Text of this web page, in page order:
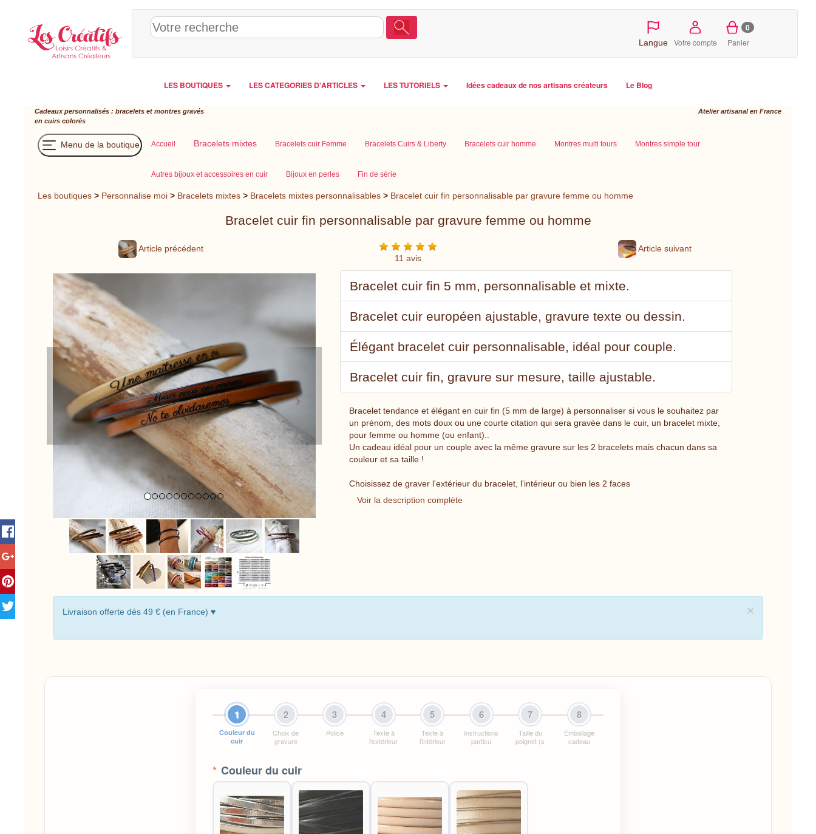
Langue Votre compte
0
Panier
LES BOUTIQUES LES CATEGORIES D'ARTICLES LES TUTORIELS Idées cadeaux de nos artisans créateurs Le Blog
Cadeaux personnalisés : bracelets et montres gravés
en cuirs colorés
Atelier artisanal en France
Menu de la boutique Accueil Bracelets mixtes Bracelets cuir Femme Bracelets Cuirs & Liberty Bracelets cuir homme Montres multi tours Montres simple tour
Autres bijoux et accessoires en cuir Bijoux en perles Fin de série
Les boutiques > Personnalise moi > Bracelets mixtes > Bracelets mixtes personnalisables > Bracelet cuir fin personnalisable par gravure femme ou homme
Bracelet cuir fin personnalisable par gravure femme ou homme
Article précédent
11 avis
Article suivant
Previous
Bracelet cuir fin 5 mm, personnalisable et mixte.
Bracelet cuir européen ajustable, gravure texte ou dessin.
Élégant bracelet cuir personnalisable, idéal pour couple.
Bracelet cuir fin, gravure sur mesure, taille ajustable.
Bracelet tendance et élégant en cuir fin (5 mm de large) à personnaliser si vous le souhaitez par
un prénom, des mots doux ou une courte citation qui sera gravée dans le cuir, un bracelet mixte,
pour femme ou homme (ou enfant)..
Un cadeau idéal pour un couple avec la même gravure sur les 2 bracelets mais chacun dans sa
couleur et sa taille !
Choisissez de graver l'extérieur du bracelet, l'intérieur ou bien les 2 faces
Voir la description complète
×
Livraison offerte dés 49 € (en France) ♥
1
Couleur du
cuir
2
Choix de
gravure
3
Police
4
Texte à
l'extérieur
5
Texte à
l'intérieur
6
Instructions
particu
7
Taille du
poignet (s
8
Emballage
cadeau
* Couleur du cuir